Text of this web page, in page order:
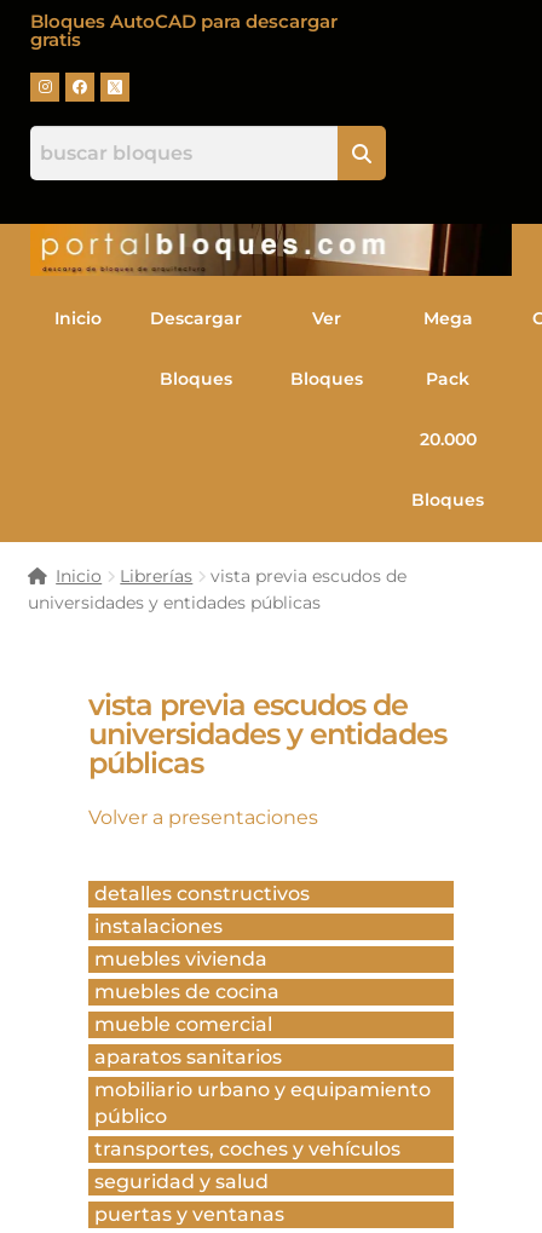
Bloques AutoCAD para descargar
gratis
Inicio Descargar
Bloques
Ver
Bloques
Mega
Pack
20.000
Bloques
Inicio Librerías
vista previa escudos de
universidades y entidades públicas
vista previa escudos de
universidades y entidades
públicas
Volver a presentaciones
detalles constructivos
instalaciones
muebles vivienda
muebles de cocina
mueble comercial
aparatos sanitarios
mobiliario urbano y equipamiento
público
transportes, coches y vehículos
seguridad y salud
puertas y ventanas